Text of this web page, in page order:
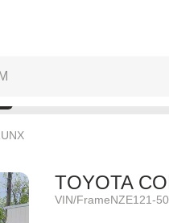
TOYOTA
VIN/FrameNZE121-